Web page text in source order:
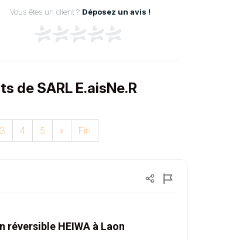
Vous êtes un client ? Déposez un avis !
de SARL E.aisNe.R
3 4 5 » Fin
HEIWA à Laon